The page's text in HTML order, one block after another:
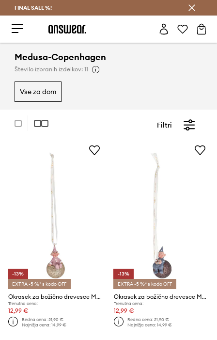
FINAL SALE %!
Medusa-Copenhagen
Število izbranih izdelkov: 11
vse za dom
Filtri
-13%
EXTRA -5 %* s kodo OFF
Okrasek za božično drevesce Medusa-Copenhagen
Trenutna cena:
12,99 €
Redna cena:21,90 €
Najnižja cena:14,99 €
-13%
EXTRA -5 %* s kodo OFF
Okrasek za božično drevesce Medusa-Copenhagen
Trenutna cena:
12,99 €
Redna cena:21,90 €
Najnižja cena:14,99 €